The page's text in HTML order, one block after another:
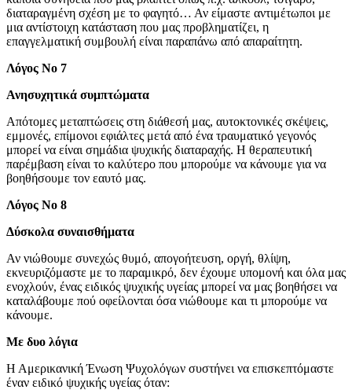
διαταραγμένη σχέση με το φαγητό… Αν είμαστε αντιμέτωποι με
μια αντίστοιχη κατάσταση που μας προβληματίζει, η
επαγγελματική συμβουλή είναι παραπάνω από απαραίτητη.
Λόγος Νο 7
Ανησυχητικά συμπτώματα
Απότομες μεταπτώσεις στη διάθεσή μας, αυτοκτονικές σκέψεις,
εμμονές, επίμονοι εφιάλτες μετά από ένα τραυματικό γεγονός
μπορεί να είναι σημάδια ψυχικής διαταραχής. Η θεραπευτική
παρέμβαση είναι το καλύτερο που μπορούμε να κάνουμε για να
βοηθήσουμε τον εαυτό μας.
Λόγος Νο 8
Δύσκολα συναισθήματα
Αν νιώθουμε συνεχώς θυμό, απογοήτευση, οργή, θλίψη,
εκνευριζόμαστε με το παραμικρό, δεν έχουμε υπομονή και όλα μας
ενοχλούν, ένας ειδικός ψυχικής υγείας μπορεί να μας βοηθήσει να
καταλάβουμε πού οφείλονται όσα νιώθουμε και τι μπορούμε να
κάνουμε.
Με δυο λόγια
Η Αμερικανική Ένωση Ψυχολόγων συστήνει να επισκεπτόμαστε
έναν ειδικό ψυχικής υγείας όταν: